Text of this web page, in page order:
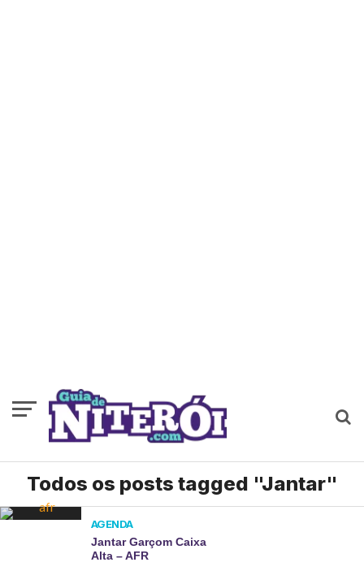
Todos os posts tagged "Jantar"
AGENDA
Jantar Garçom Caixa
Alta – AFR